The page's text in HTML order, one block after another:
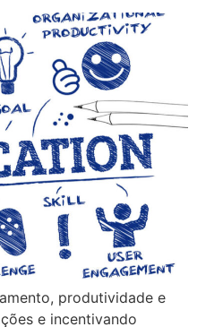
produtividade e
e incentivando